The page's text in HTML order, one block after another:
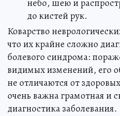
небо, шею и
до кистей рук.
Коварство
что их крайне сложно
болевого синдрома:
видимых изменений, его
не отличаются от
очень важна грамотная и
диагностика заболевания.